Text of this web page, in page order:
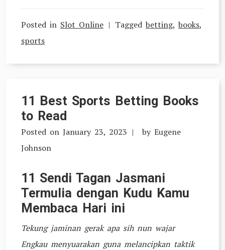
Posted in Slot Online Tagged betting, books,
sports
11 Best Sports Betting Books
to Read
Posted on January 23, 2023 by Eugene
Johnson
11 Sendi Tagan Jasmani
Termulia dengan Kudu Kamu
Membaca Hari ini
Tekung jaminan gerak apa sih nun wajar
Engkau menyuarakan guna melancipkan taktik